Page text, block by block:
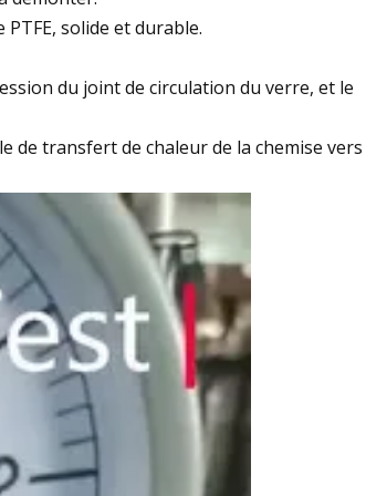
solide et durable.
du joint de circulation du verre, et le
de transfert de chaleur de la chemise vers